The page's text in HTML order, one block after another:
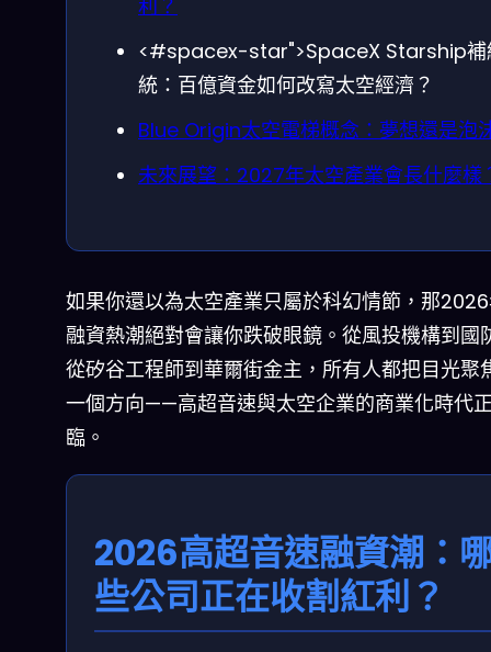
利？
<#spacex-star">SpaceX Starship補
統：百億資金如何改寫太空經濟？
Blue Origin太空電梯概念：夢想還是泡
未來展望：2027年太空產業會長什麼樣
如果你還以為太空產業只屬於科幻情節，那
融資熱潮絕對會讓你跌破眼鏡。從風投機構到國
從矽谷工程師到華爾街金主，所有人都把目光聚
一個方向——高超音速與太空企業的商業化時代
臨。
2026高超音速融資潮：
些公司正在收割紅利？